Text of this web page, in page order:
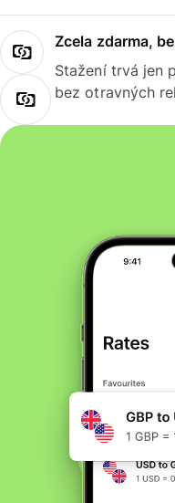
Zcela zdarma,
Stažení trvá jen
bez otravných